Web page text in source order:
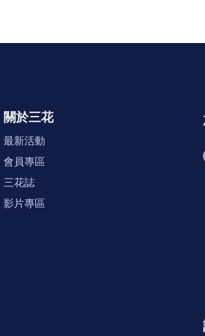
關於三花
最新活動
會員專區
三花誌
影片專區